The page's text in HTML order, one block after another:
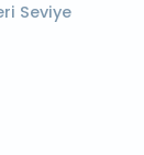
Seviye